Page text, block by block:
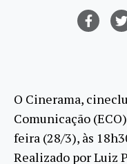
O Cinerama,
Comunicação
feira (28/3), às
Realizado por Luiz